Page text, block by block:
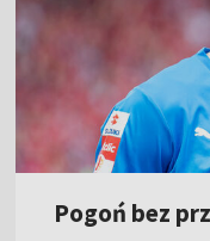
Pogoń bez